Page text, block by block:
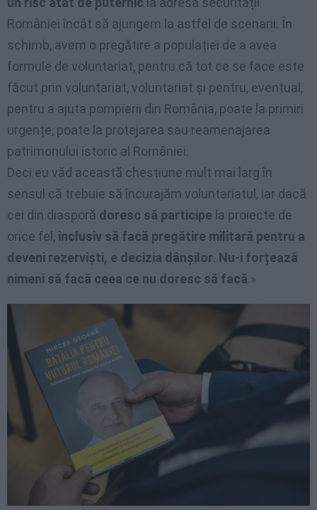
României încât să ajungem la astfel de scenarii. În
schimb, avem o pregătire a populației de a avea
formule de voluntariat, pentru că tot ce se face este
făcut prin voluntariat, voluntariat și pentru, eventual,
pentru a ajuta pompierii din România, poate la primiri
urgențe, poate la protejarea sau reamenajarea
patrimonului istoric al României.
Deci eu văd această chestiune mult mai larg în
sensul că trebuie să încurajăm voluntariatul, iar dacă
cei din diasporă doresc să participe la proiecte de
orice fel, inclusiv să facă pregătire militară pentru a
deveni rezerviști, e decizia dânșilor. Nu-i forțează
nimeni să facă ceea ce nu doresc să facă.»